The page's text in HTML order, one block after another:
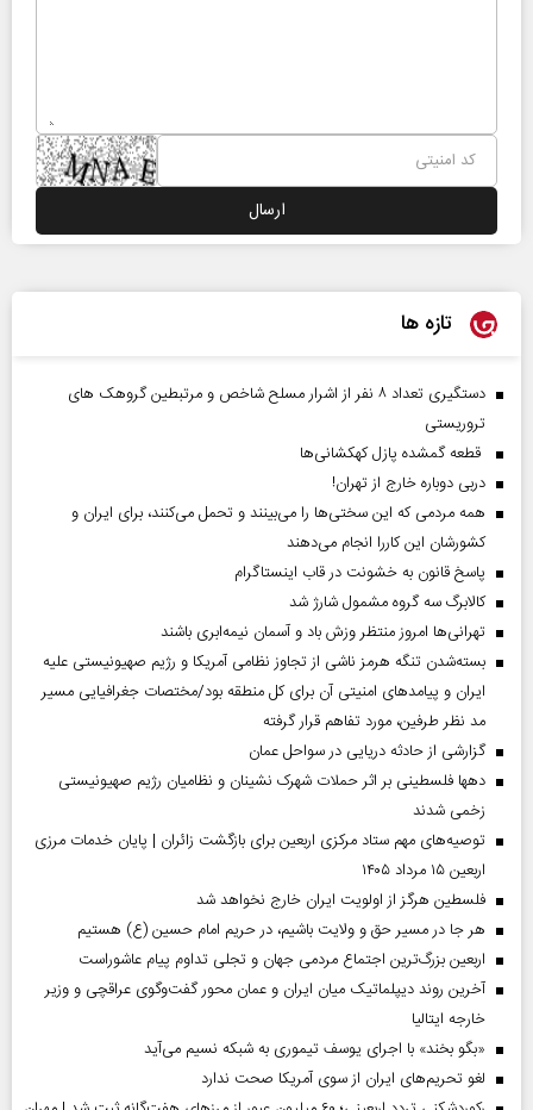
تازه ها
دستگیری تعداد ۸ نفر از اشرار مسلح شاخص و مرتبطین گروهک های
تروریستی
قطعه گمشده پازل کهکشانی‌ها
دربی دوباره خارج از تهران!
همه مردمی که این سختی‌ها را می‌بینند و تحمل می‌کنند، برای ایران و
کشورشان این کاررا انجام می‌دهند
پاسخ قانون به خشونت در قاب اینستاگرام
کالابرگ سه گروه مشمول شارژ شد
تهرانی‌ها امروز منتظر وزش باد و آسمان نیمه‌ابری باشند
بسته‌شدن تنگه هرمز ناشی از تجاوز نظامی آمریکا و رژیم صهیونیستی علیه
ایران و پیامد‌های امنیتی آن برای کل منطقه بود/مختصات جغرافیایی مسیر
مد نظر طرفین، مورد تفاهم قرار گرفته
گزارشی از حادثه دریایی در سواحل عمان
دهها فلسطینی بر اثر حملات شهرک نشینان و نظامیان رژیم صهیونیستی
زخمی شدند
توصیه‌های مهم ستاد مرکزی اربعین برای بازگشت زائران | پایان خدمات مرزی
اربعین ۱۵ مرداد ۱۴۰۵
فلسطین هرگز از اولویت ایران خارج نخواهد شد
هر جا در مسیر حق و ولایت باشیم، در حریم امام حسین (ع) هستیم
اربعین بزرگ‌ترین اجتماع مردمی جهان و تجلی تداوم پیام عاشوراست
آخرین روند دیپلماتیک میان ایران و عمان محور گفت‌وگوی عراقچی و وزیر
خارجه ایتالیا
«بگو بخند» با اجرای یوسف تیموری به شبکه نسیم می‌آید
لغو تحریم‌های ایران از سوی آمریکا صحت ندارد